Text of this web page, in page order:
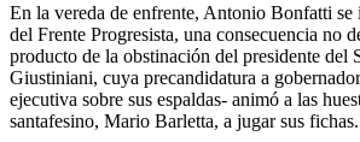
En la vereda de enfrente, Antonio Bonfatti se
del Frente Progresista, una consecuencia no
producto de la obstinación del presidente del
Giustiniani, cuya precandidatura a
ejecutiva sobre sus espaldas- animó a las
santafesino, Mario Barletta, a jugar sus fichas.